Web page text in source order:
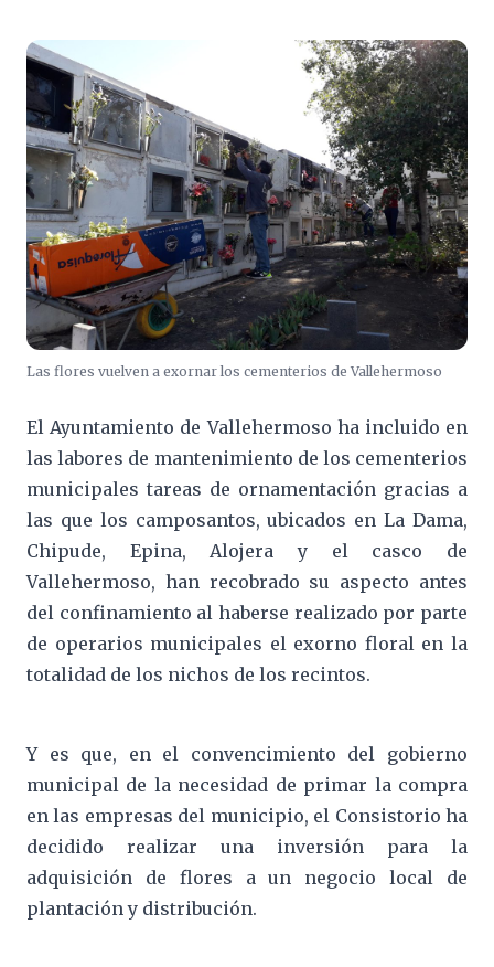
Las flores vuelven a exornar los cementerios de Vallehermoso
El Ayuntamiento de Vallehermoso ha incluido en
las labores de mantenimiento de los cementerios
municipales tareas de ornamentación gracias a
las que los camposantos, ubicados en La Dama,
Chipude, Epina, Alojera y el casco de
Vallehermoso, han recobrado su aspecto antes
del confinamiento al haberse realizado por parte
de operarios municipales el exorno floral en la
totalidad de los nichos de los recintos.
Y es que, en el convencimiento del gobierno
municipal de la necesidad de primar la compra
en las empresas del municipio, el Consistorio ha
decidido realizar una inversión para la
adquisición de flores a un negocio local de
plantación y distribución.